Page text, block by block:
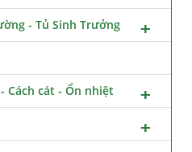
- Tủ Sinh Trưởng
Cách cát - Ổn nhiệt